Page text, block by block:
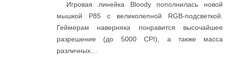
Игровая линейка Bloody пополнилась новой
мышкой P85 с великолепной RGB-подсветкой.
Геймерам наверняка понравится высочайшее
разрешение (до 5000 CPI), а также масса
различных…